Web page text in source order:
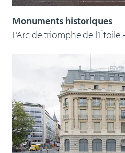
Monuments historiques
L’Arc de triomphe de l’Étoile